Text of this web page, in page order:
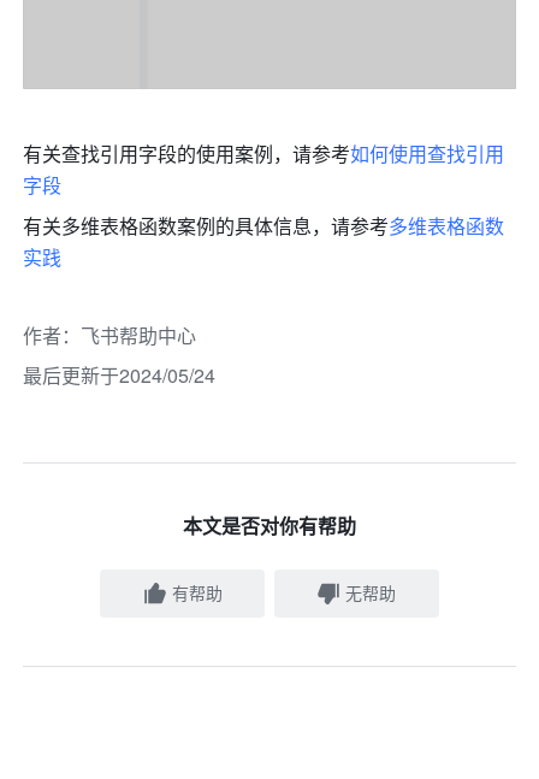
有关查找引用字段的使用案例，请参考如何使用查找引用
字段
有关多维表格函数案例的具体信息，请参考多维表格函数
实践
作者： 飞书帮助中心
最后更新于2024/05/24
本文是否对你有帮助
有帮助 无帮助